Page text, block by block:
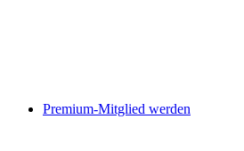
Premium-Mitglied werden